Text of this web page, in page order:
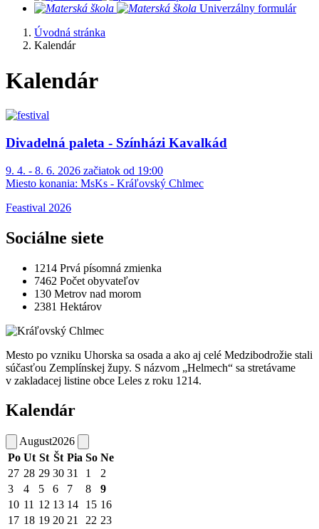
Univerzálny formulár
Úvodná stránka
Kalendár
Kalendár
Divadelná paleta - Színházi Kavalkád
9. 4. - 8. 6. 2026 začiatok od 19:00
Miesto konania: MsKs - Kráľovský Chlmec
Feastival 2026
Sociálne siete
1214 Prvá písomná zmienka
7462 Počet obyvateľov
130 Metrov nad morom
2381 Hektárov
Mesto po vzniku Uhorska sa osada a ako aj celé Medzibodrožie stali
súčasťou Zemplínskej župy. S názvom „Helmech“ sa stretávame
v zakladacej listine obce Leles z roku 1214.
Kalendár
August2026
Po Ut St Št Pia So Ne
27 28 29 30 31 1
2
3
4 5 6 7 8
9
10 11 12 13 14 15 16
17 18 19 20 21 22 23